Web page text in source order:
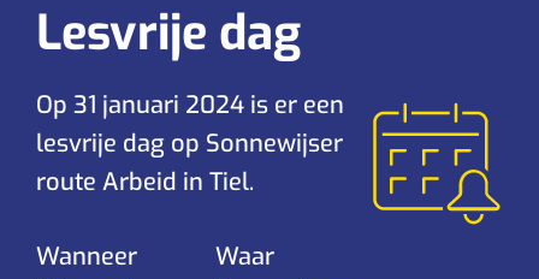
Lesvrije dag
Op 31 januari 2024 is er een
lesvrije dag op Sonnewijser
route Arbeid in Tiel.
Wanneer Waar